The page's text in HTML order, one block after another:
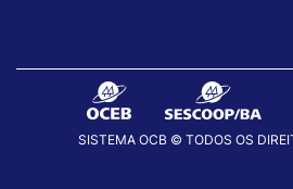
SISTEMA OCB © TODOS OS